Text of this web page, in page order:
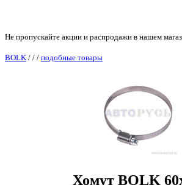
Не пропускайте акции и распродажи в нашем
BOLK / / / подобные товары
Хомут BOLK